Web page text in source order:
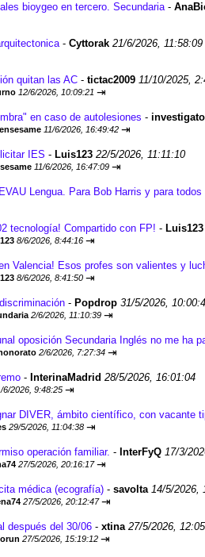
bioygeo en tercero. Secundaria-
- Cyttorak 21/6/2026, 11:58:09
quitan las AC - tictac2009 11/10/2025,
12/6/2026, 10:09:21 ⇥
en caso de autolesiones -
11/6/2026, 16:49:42 ⇥
IES - Luis123 22/5/2026, 11:11:10
11/6/2026, 16:47:09 ⇥
Lengua. Para Bob Harris y para
tecnología! Compartido con FP! - Luis123
8/6/2026, 8:44:16 ⇥
Valencia! Esos profes son valientes y
8/6/2026, 8:41:50 ⇥
- Popdrop 31/5/2026,
2/6/2026, 11:10:39 ⇥
oposición Secundaria Inglés no me ha
2/6/2026, 7:27:34 ⇥
- InterinaMadrid 28/5/2026, 16:01:04
6/2026, 9:48:25 ⇥
DIVER, ámbito científico, con vacante
29/5/2026, 11:04:38 ⇥
operación familiar. - InterFyQ 17/3/
27/5/2026, 20:16:17 ⇥
médica (ecografía) - savolta 14/5/2026,
27/5/2026, 20:12:47 ⇥
después del 30/06 - xtina 27/5/2026,
27/5/2026, 15:19:12 ⇥